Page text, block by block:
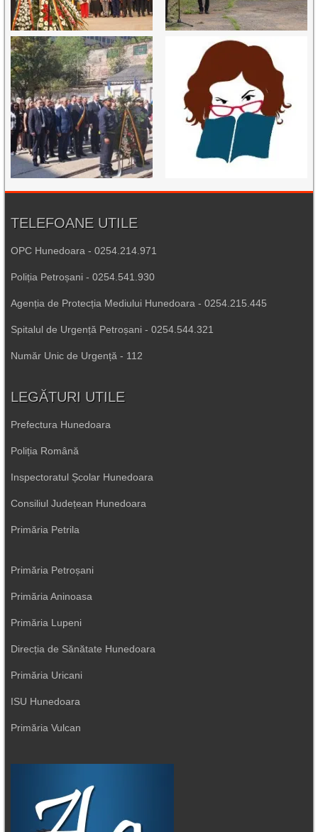
TELEFOANE UTILE
OPC Hunedoara - 0254.214.971
Poliția Petroșani - 0254.541.930
Agenția de Protecția Mediului Hunedoara - 0254.215.445
Spitalul de Urgență Petroșani - 0254.544.321
Număr Unic de Urgență - 112
LEGĂTURI UTILE
Prefectura Hunedoara
Poliția Română
Inspectoratul Școlar Hunedoara
Consiliul Județean Hunedoara
Primăria Petrila
Primăria Petroșani
Primăria Aninoasa
Primăria Lupeni
Direcția de Sănătate Hunedoara
Primăria Uricani
ISU Hunedoara
Primăria Vulcan